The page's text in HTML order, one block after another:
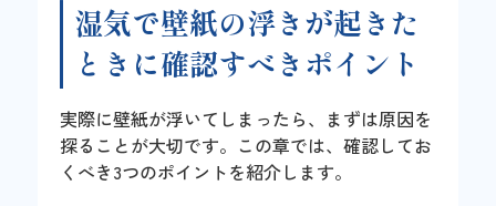
湿気で壁紙の浮きが起きた
ときに確認すべきポイント
実際に壁紙が浮いてしまったら、まずは原因を
探ることが大切です。この章では、確認してお
くべき3つのポイントを紹介します。